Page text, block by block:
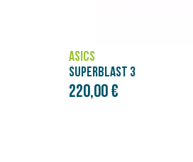
ASICS
NOVABLAST 5
120,00 €